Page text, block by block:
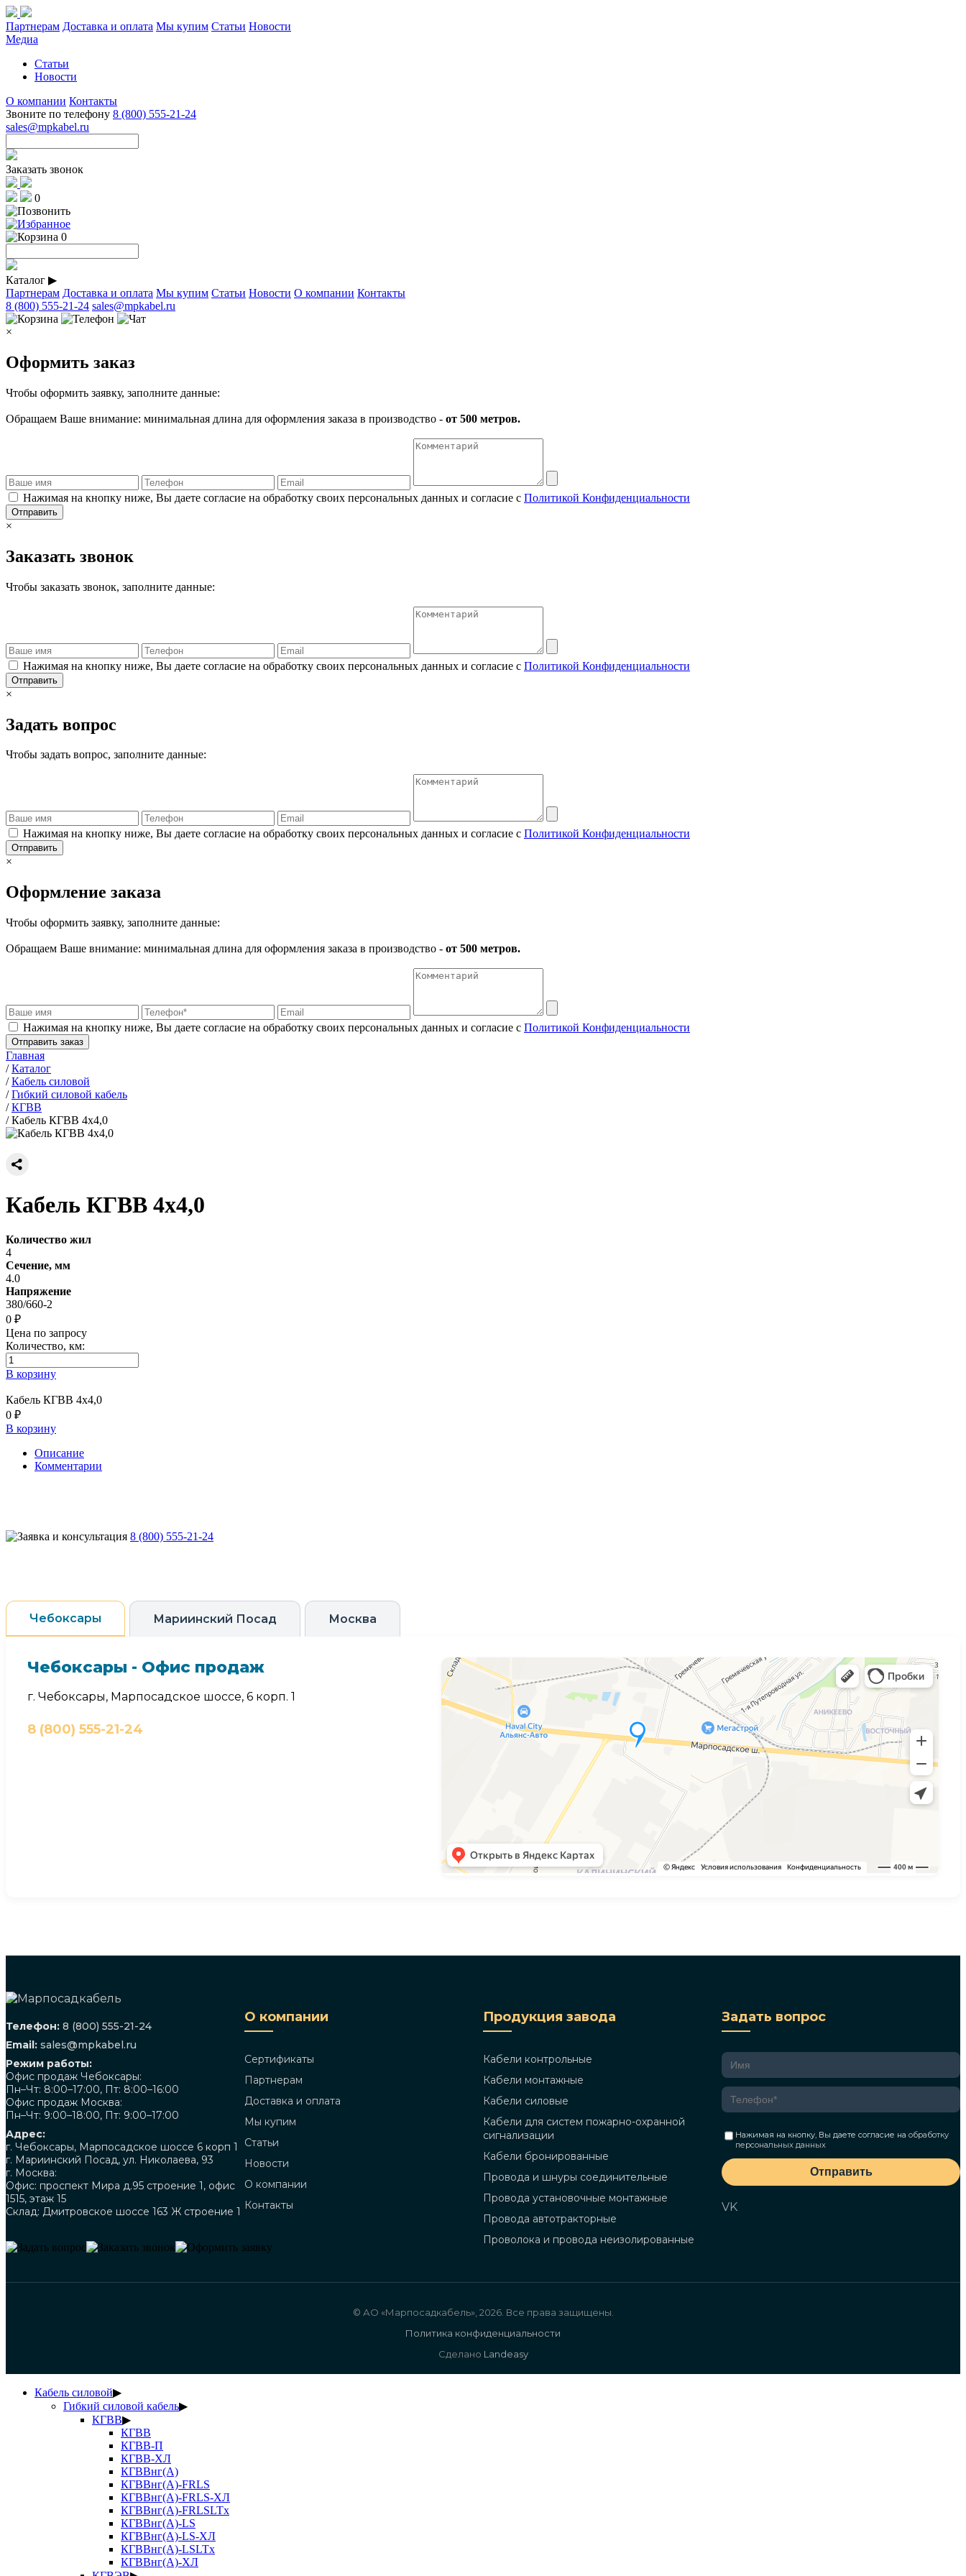
Партнерам Доставка и оплата Мы купим Статьи Новости
Медиа
Статьи
Новости
О компании Контакты
Звоните по телефону 8 (800) 555-21-24
sales@mpkabel.ru
Заказать звонок
0
0
Каталог ▶
Партнерам Доставка и оплата Мы купим Статьи Новости О компании Контакты
8 (800) 555-21-24 sales@mpkabel.ru
×
Оформить заказ
Чтобы оформить заявку, заполните данные:
Обращаем Ваше внимание: минимальная длина для оформления заказа в производство - от 500 метров.
Нажимая на кнопку ниже, Вы даете согласие на обработку своих персональных данных и согласие с Политикой Конфиденциальности
Отправить
×
Заказать звонок
Чтобы заказать звонок, заполните данные:
Нажимая на кнопку ниже, Вы даете согласие на обработку своих персональных данных и согласие с Политикой Конфиденциальности
Отправить
×
Задать вопрос
Чтобы задать вопрос, заполните данные:
Нажимая на кнопку ниже, Вы даете согласие на обработку своих персональных данных и согласие с Политикой Конфиденциальности
Отправить
×
Оформление заказа
Чтобы оформить заявку, заполните данные:
Обращаем Ваше внимание: минимальная длина для оформления заказа в производство - от 500 метров.
Нажимая на кнопку ниже, Вы даете согласие на обработку своих персональных данных и согласие с Политикой Конфиденциальности
Отправить заказ
Главная
/Каталог
/Кабель силовой
/Гибкий силовой кабель
/КГВВ
/Кабель КГВВ 4х4,0
Кабель КГВВ 4х4,0
Количество жил
4
Сечение, мм
4.0
Напряжение
380/660-2
0 ₽
Цена по запросу
Количество, км:
В корзину
Кабель КГВВ 4х4,0
0 ₽
В корзину
Описание
Комментарии
8 (800) 555-21-24
Чебоксары Мариинский Посад Москва
Чебоксары - Офис продаж
г. Чебоксары, Марпосадское шоссе, 6 корп. 1
8 (800) 555-21-24
Телефон: 8 (800) 555-21-24
Email: sales@mpkabel.ru
Режим работы:
Офис продаж Чебоксары:
Пн–Чт: 8:00–17:00, Пт: 8:00–16:00
Офис продаж Москва:
Пн–Чт: 9:00–18:00, Пт: 9:00–17:00
Адрес:
г. Чебоксары, Марпосадское шоссе 6 корп 1
г. Мариинский Посад, ул. Николаева, 93
г. Москва:
Офис: проспект Мира д.95 строение 1, офис
1515, этаж 15
Склад: Дмитровское шоссе 163 Ж строение 1
О компании
Сертификаты
Партнерам
Доставка и оплата
Мы купим
Статьи
Новости
О компании
Контакты
Продукция завода
Кабели контрольные
Кабели монтажные
Кабели силовые
Кабели для систем пожарно-охранной
сигнализации
Кабели бронированные
Провода и шнуры соединительные
Провода установочные монтажные
Провода автотракторные
Проволока и провода неизолированные
Задать вопрос
Нажимая на кнопку, Вы даете согласие на обработку
персональных данных
Отправить
VK
© АО «Марпосадкабель», 2026. Все права защищены.
Политика конфиденциальности
Сделано Landeasy
Кабель силовой▶
Гибкий силовой кабель▶
КГВВ▶
КГВВ
КГВВ-П
КГВВ-ХЛ
КГВВнг(А)
КГВВнг(А)-FRLS
КГВВнг(А)-FRLS-ХЛ
КГВВнг(А)-FRLSLTx
КГВВнг(А)-LS
КГВВнг(А)-LS-ХЛ
КГВВнг(А)-LSLTx
КГВВнг(А)-ХЛ